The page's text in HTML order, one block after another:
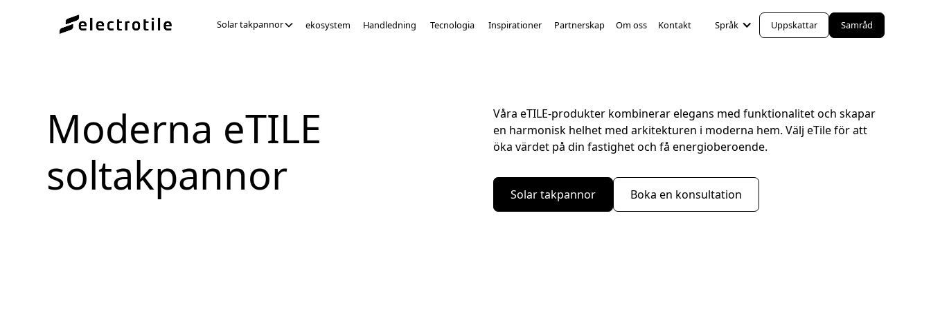
Solar takpannor ekosystem Handledning Tecnologia Inspirationer Partnerskap Om oss Kontakt Språk Uppskattar Samråd
Moderna eTILE
soltakpannor
Våra eTILE-produkter kombinerar elegans med funktionalitet och skapar
en harmonisk helhet med arkitekturen i moderna hem. Välj eTile för att
öka värdet på din fastighet och få energioberoende.
Solar takpannor Boka en konsultation